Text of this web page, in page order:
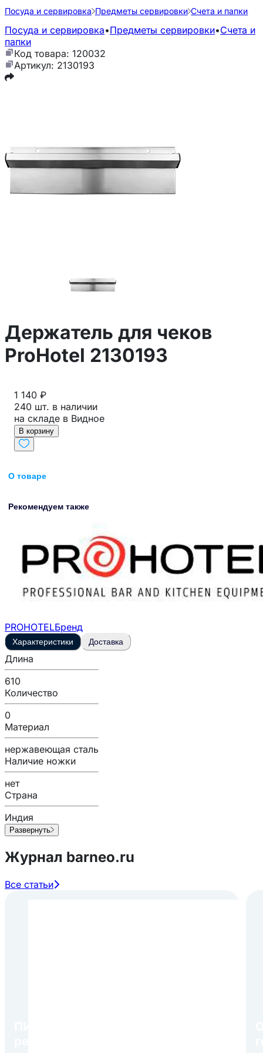
Посуда и сервировка Предметы сервировки Счета и папки
Посуда и сервировка•Предметы сервировки•Счета и
папки
Код товара: 120032
Артикул: 2130193
Держатель для чеков
ProHotel 2130193
1 140 ₽
240 шт. в наличии
на складе в Видное
В корзину
О товаре
Рекомендуем также
PROHOTELБренд
Характеристики Доставка
Длина
610
Количество
0
Материал
нержавеющая сталь
Наличие ножки
нет
Страна
Индия
Развернуть
Журнал barneo.ru
Все статьи